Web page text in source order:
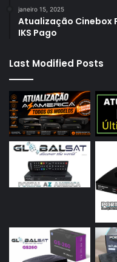
janeiro 15, 2025
Atualização Cinebox
IKS Pago
Last Modified Posts